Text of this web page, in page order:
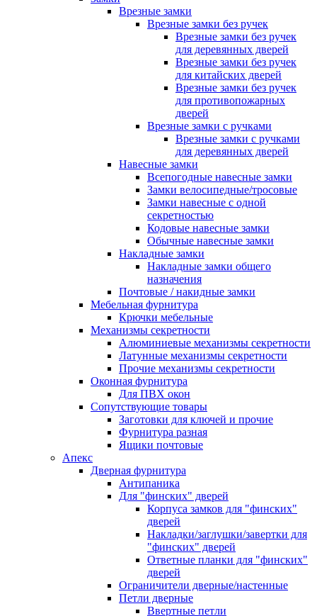
Врезные замки
Врезные замки без ручек
Врезные замки без ручек
для деревянных дверей
Врезные замки без ручек
для китайских дверей
Врезные замки без ручек
для противопожарных
дверей
Врезные замки с ручками
Врезные замки с ручками
для деревянных дверей
Навесные замки
Всепогодные навесные замки
Замки велосипедные/тросовые
Замки навесные с одной
секретностью
Кодовые навесные замки
Обычные навесные замки
Накладные замки
Накладные замки общего
назначения
Почтовые / накидные замки
Мебельная фурнитура
Крючки мебельные
Механизмы секретности
Алюминиевые механизмы секретности
Латунные механизмы секретности
Прочие механизмы секретности
Оконная фурнитура
Для ПВХ окон
Сопутствующие товары
Заготовки для ключей и прочие
Фурнитура разная
Ящики почтовые
Апекс
Дверная фурнитура
Антипаника
Для "финских" дверей
Корпуса замков для "финских"
дверей
Накладки/заглушки/завертки для
"финских" дверей
Ответные планки для "финских"
дверей
Ограничители дверные/настенные
Петли дверные
Ввертные петли